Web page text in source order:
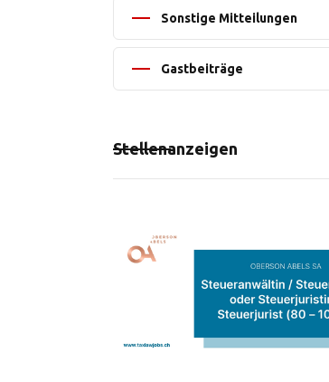
Sonstige Mitteilungen
Gastbeiträge
Stellenanzeigen